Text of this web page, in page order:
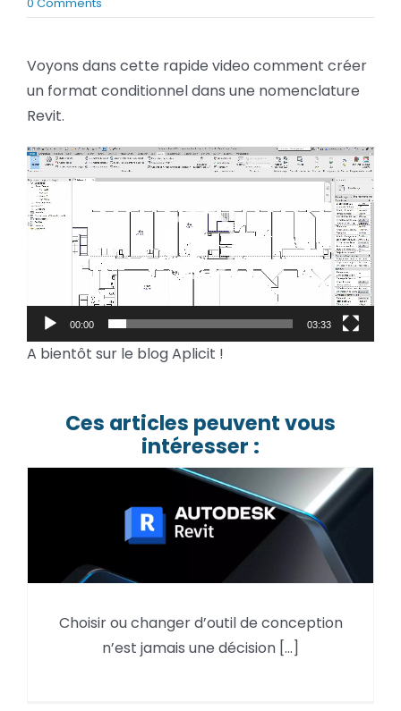
BLOG
SOCIETE
Rechercher:
Nomenclature
le
format
Voyons dans cette rapide video comment créer
un format conditionnel dans une nomenclature
Revit.
Lecteur
vidéo
00:00 03:33
A bientôt sur le blog Aplicit !
Ces articles peuvent vous
intéresser :
Pourquoi utiliser Autodesk Revit
en 2026 ?
Choisir ou changer d’outil de conception
n’est jamais une décision [...]